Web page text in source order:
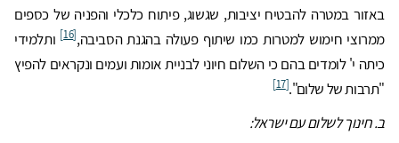
באזור במטרה להבטיח יציבות, שגשוג, פיתוח כלכלי והפניה של כספים
ממרוצי חימוש למטרות כמו שיתוף פעולה בהגנת הסביבה,[16]
ותלמידי
כיתה י' לומדים בהם כי השלום חיוני לבניית אומות ועמים ונקראים להפיץ
"תרבות של שלום".[17]
ב. חינוך לשלום עם ישראל: